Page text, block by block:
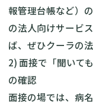
報管理台帳など）
の法人向けサービ
ば、ぜひクーラの
2) 面接で「聞いて
の確認
面接の場では、病